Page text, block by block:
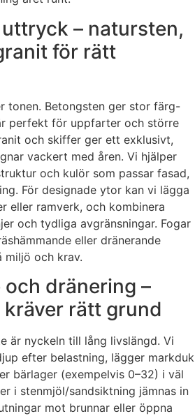
– natursten,
för rätt
tonen. Betongsten ger stor färg-
perfekt för uppfarter och större
och skiffer ger ett exklusivt,
vackert med åren. Vi hjälper
och kulör som passar fasad,
För designade ytor kan vi lägga
eller ramverk, och kombinera
och tydliga avgränsningar. Fogar
eller dränerande
miljö och krav.
dränering –
rätt grund
är nyckeln till lång livslängd. Vi
efter belastning, lägger markduk
bärlager (exempelvis 0–32) i väl
i stenmjöl/sandsiktning jämnas in
mot brunnar eller öppna